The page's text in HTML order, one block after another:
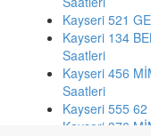
Kayseri 521
Kayseri 134
Saatleri
Kayseri 456
Saatleri
Kayseri 555
Kayseri 376